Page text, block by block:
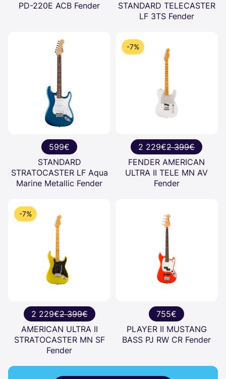
PD-220E ACB Fender
STANDARD TELECASTER
LF 3TS Fender
599€
STANDARD
STRATOCASTER LF Aqua
Marine Metallic Fender
-7%
2 229€2 399€
FENDER AMERICAN
ULTRA II TELE MN AV
Fender
-7%
2 229€2 399€
AMERICAN ULTRA II
STRATOCASTER MN SF
Fender
755€
PLAYER II MUSTANG
BASS PJ RW CR Fender